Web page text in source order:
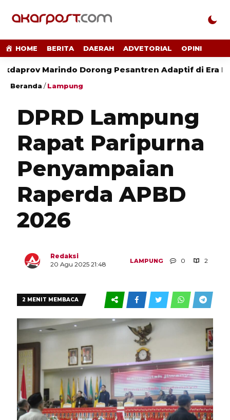
HOME BERITA DAERAH ADVETORIAL OPINI
Marindo Dorong Pesantren Adaptif di Era Digital
Beranda /Lampung
DPRD Lampung
Rapat Paripurna
Penyampaian
Raperda APBD
2026
Redaksi
20 Agu 2025 21:48
LAMPUNG 0 2
2 MENIT MEMBACA